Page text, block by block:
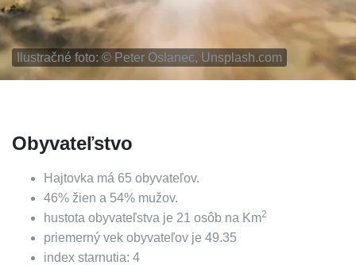
Ilustračné foto: © Peter Oslanec, Unsplash.com
Obyvateľstvo
Hajtovka má 65 obyvateľov.
46% žien a 54% mužov.
hustota obyvateľstva je 21 osôb na Km2
priemerný vek obyvateľov je 49.35
index starnutia: 4